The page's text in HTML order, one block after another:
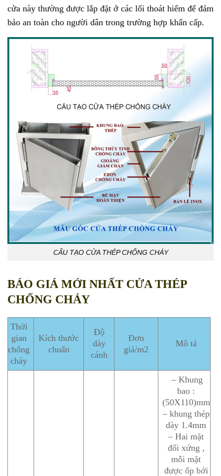
cửa này thường được lắp đặt ở các lối thoát hiểm để đảm
bảo an toàn cho người dân trong trường hợp khẩn cấp.
CẤU TẠO CỬA THÉP CHỐNG CHÁY
BÁO GIÁ MỚI NHẤT CỬA THÉP
CHỐNG CHÁY
Thời
gian
chống
cháy
Kích thước
chuẩn
Độ
dày
cánh
Đơn
giá/m2
Mô tả
– Khung
bao :
(50X110)mm
– khung thép
dày 1.4mm
– Hai mặt
đối xứng ,
mỗi mặt
được ốp bới